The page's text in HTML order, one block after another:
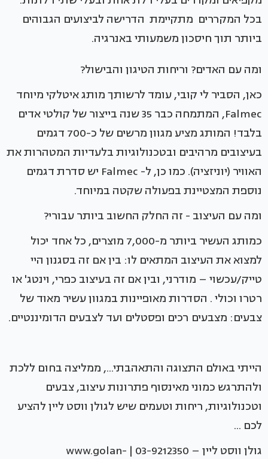
בכל המקררים מתקיימת הדרישה לביצועים הגבוהים
ביותר תוך חיסכון משמעותי באנרגיה.
ומה עם האדים? וריחות הטיגון והבישול?
כאן, הסביר לי קובי, עומד לרשותך מותג איטלקי מיוחד
Falmec, המתמחה כבר 35 שנה בייצור של קולטי אדים
בלבד! המותג מציע מגוון מרשים של כ-700 דגמים
בעיצובים מרהיבים ובטכנולוגיות בלעדיות המטהרות את
האוויר (יוניזציה). כמו כן, ל- Falmec יש סדרת דגמים
נוספת המצטיינת בפעולה שקטה במיוחד.
ומה עם העיצוב - זה החלק החשוב ביותר עבורי?
כמותג העשיר ביותר מ-7,000 מוצרים, כל אחד יכול
למצוא את העיצוב המתאים לו: בין אם זה בסגנון היי
טייק/עכשוי – מודרני, ובין אם זה בעיצוב כפרי, וינטג' או
רטרו וכולי . הסדרות מאופיינות במגוון עשיר מאוד של
צבעים: מצבעים רכים ופסטלים ועד לצבעים הדומיננטיים.
הייתי באולם התצוגה והתאהבתי..., ממליצה בחום ללכת
ולהתרגש כמוני מאינסוף פתרונות עיצוב, צבעים
וטכנולוגיות, ריחות וטעמים שיש לגולן ווסט ליין להציע
לכם ...
גולן ווסט ליין – 03-9212350 | www.golan-